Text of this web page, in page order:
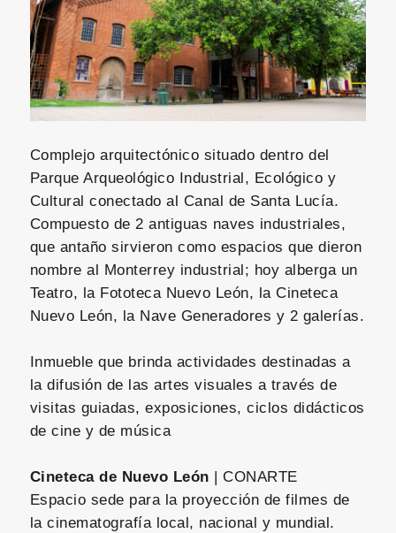
Complejo arquitectónico situado dentro del
Parque Arqueológico Industrial, Ecológico y
Cultural conectado al Canal de Santa Lucía.
Compuesto de 2 antiguas naves industriales,
que antaño sirvieron como espacios que dieron
nombre al Monterrey industrial; hoy alberga un
Teatro, la Fototeca Nuevo León, la Cineteca
Nuevo León, la Nave Generadores y 2 galerías.
Inmueble que brinda actividades destinadas a
la difusión de las artes visuales a través de
visitas guiadas, exposiciones, ciclos didácticos
de cine y de música
Cineteca de Nuevo León | CONARTE
Espacio sede para la proyección de filmes de
la cinematografía local, nacional y mundial.